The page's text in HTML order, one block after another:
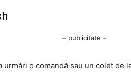
– publicitate –
urmări o comandă sau un colet de